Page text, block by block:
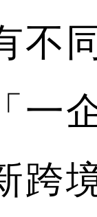
不
一
跨